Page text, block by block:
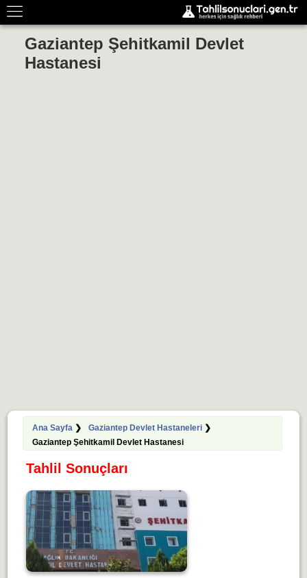
Gaziantep Şehitkamil Devlet
Hastanesi
Ana Sayfa❯ Gaziantep Devlet Hastaneleri❯
Gaziantep Şehitkamil Devlet Hastanesi
Tahlil Sonuçları